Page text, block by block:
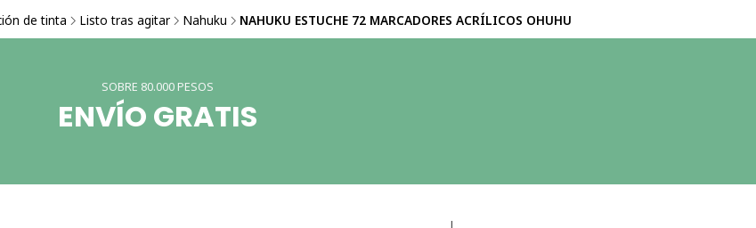
de tinta Listo tras agitar Nahuku NAHUKU ESTUCHE 72 MARCADORES ACRÍLICOS OHUHU
SOBRE 80.000 PESOS
ENVÍO GRATIS